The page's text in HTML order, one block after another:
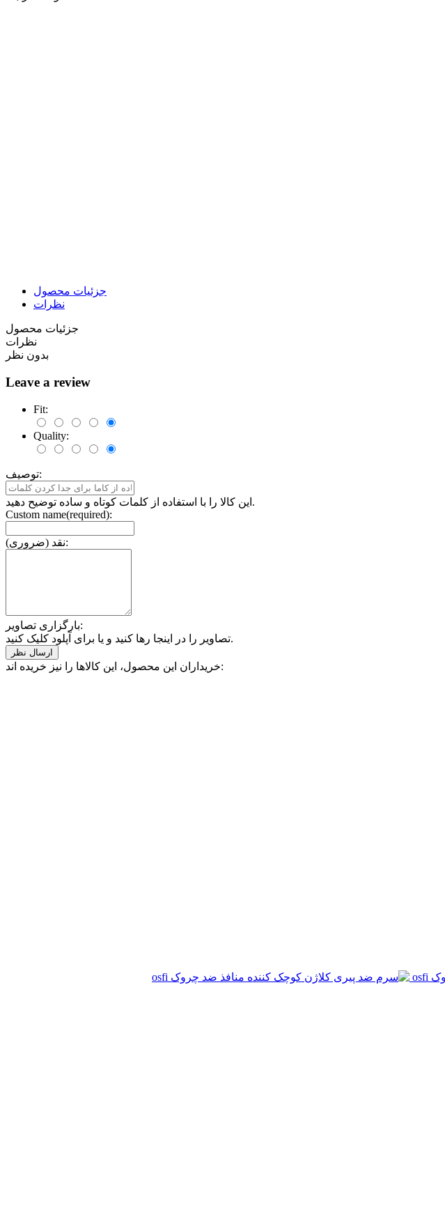
جزئیات محصول
نظرات
جزئیات محصول
نظرات
بدون نظر
Leave a review
Fit:
Quality:
توصیف:
این کالا را با استفاده از کلمات کوتاه و ساده توضیح دهید.
Custom name(required):
نقد (ضروری):
بارگزاری تصاویر:
تصاویر را در اینجا رها کنید و یا برای آپلود کلیک کنید.
خریداران این محصول، این کالاها را نیز خریده اند: